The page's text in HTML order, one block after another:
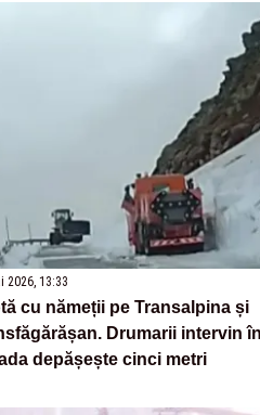
2026, 13:33
cu nămeții pe Transalpina și
Drumarii intervin
depășește cinci metri